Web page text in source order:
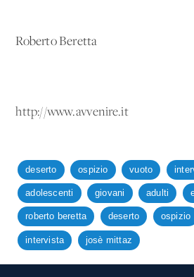
Roberto Beretta
http://www.avvenire.it
deserto ospizio vuoto
adolescenti giovani adulti
roberto beretta deserto ospizio
intervista josè mittaz